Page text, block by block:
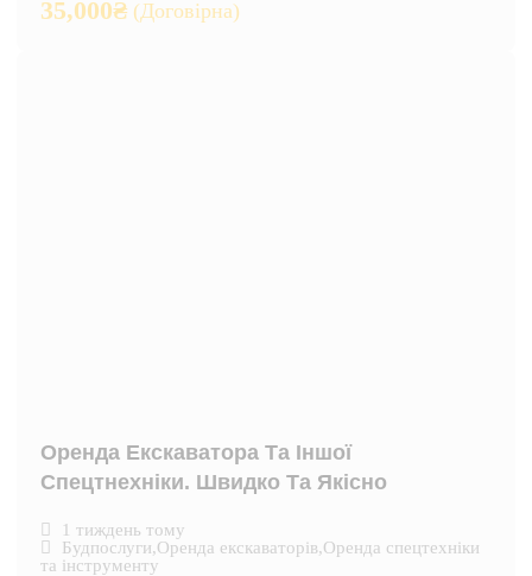
35,000₴ (Договірна)
Оренда Екскаватора Та Іншої
Спецтнехніки. Швидко Та Якісно
1 тиждень тому
Будпослуги,Оренда екскаваторів,Оренда спецтехніки
та інструменту